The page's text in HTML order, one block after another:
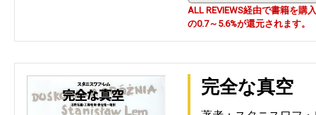
ALL REVIEWS経由で書籍を購
の0.7～5.6%が還元されます。
完全な真空